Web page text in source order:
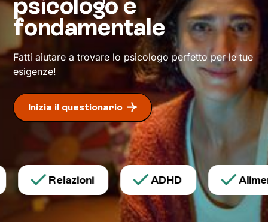
fondamentale
Fatti aiutare a trovare lo psicologo perfetto per le tue
esigenze!
Inizia il questionario
Relazioni ADHD